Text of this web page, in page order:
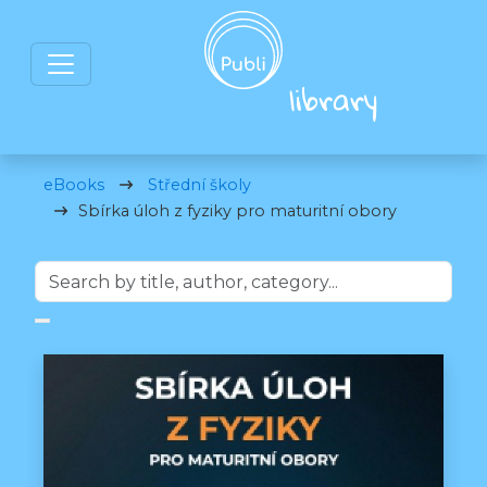
eBooks
Střední školy
Sbírka úloh z fyziky pro maturitní obory